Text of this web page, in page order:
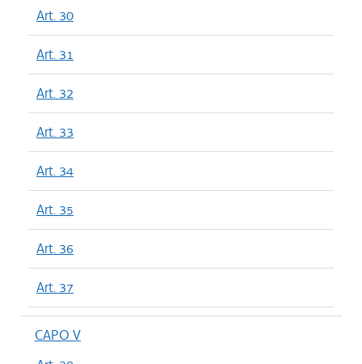
Art. 30
Art. 31
Art. 32
Art. 33
Art. 34
Art. 35
Art. 36
Art. 37
CAPO V